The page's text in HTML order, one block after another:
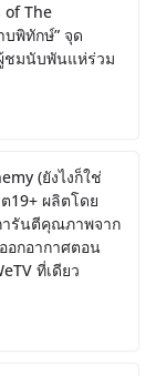
of The
พิทักษ์” จุด
ชมนับพันแห่ร่วม
(ยังไงก็ใช่
19+ ผลิตโดย
ารันตีคุณภาพจาก
อกอากาศตอน
ที่เดียว